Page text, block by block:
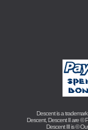
Descent is a
Descent, Descent II are ©
Descent III is ©